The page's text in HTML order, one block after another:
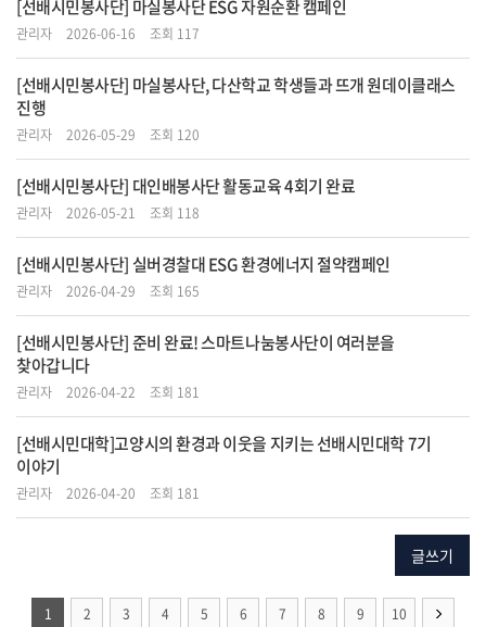
[선배시민봉사단] 마실봉사단 ESG 자원순환 캠페인
관리자 2026-06-16 조회 117
[선배시민봉사단] 마실봉사단, 다산학교 학생들과 뜨개 원데이클래스
진행
관리자 2026-05-29 조회 120
[선배시민봉사단] 대인배봉사단 활동교육 4회기 완료
관리자 2026-05-21 조회 118
[선배시민봉사단] 실버경찰대 ESG 환경에너지 절약캠페인
관리자 2026-04-29 조회 165
[선배시민봉사단] 준비 완료! 스마트나눔봉사단이 여러분을
찾아갑니다
관리자 2026-04-22 조회 181
[선배시민대학]고양시의 환경과 이웃을 지키는 선배시민대학 7기
이야기
관리자 2026-04-20 조회 181
글쓰기
1 2 3 4 5 6 7 8 9 10